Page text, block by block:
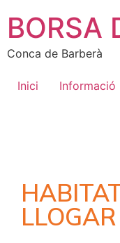
BORSA
Conca de Barberà
Inici Informació
LLOGAR